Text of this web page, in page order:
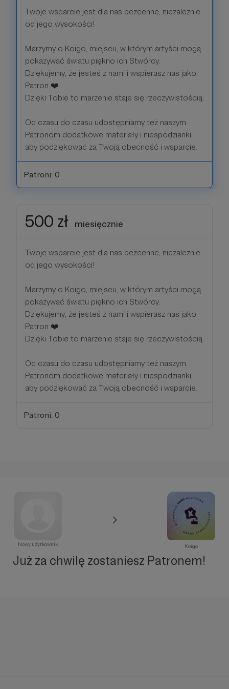
Twoje wsparcie jest dla nas bezcenne, niezależnie
od jego wysokości!
Marzymy o Koigo, miejscu, w którym artyści mogą
pokazywać światu piękno ich Stwórcy.
Dziękujemy, że jesteś z nami i wspierasz nas jako
Patron ❤️
Dzięki Tobie to marzenie staje się rzeczywistością.
Od czasu do czasu udostępniamy też naszym
Patronom dodatkowe materiały i niespodzianki,
aby podziękować za Twoją obecność i wsparcie.
Patroni: 0
500 zł miesięcznie
Twoje wsparcie jest dla nas bezcenne, niezależnie
od jego wysokości!
Marzymy o Koigo, miejscu, w którym artyści mogą
pokazywać światu piękno ich Stwórcy.
Dziękujemy, że jesteś z nami i wspierasz nas jako
Patron ❤️
Dzięki Tobie to marzenie staje się rzeczywistością.
Od czasu do czasu udostępniamy też naszym
Patronom dodatkowe materiały i niespodzianki,
aby podziękować za Twoją obecność i wsparcie.
Patroni: 0
Nowy użytkownik Koigo
Już za chwilę zostaniesz Patronem!